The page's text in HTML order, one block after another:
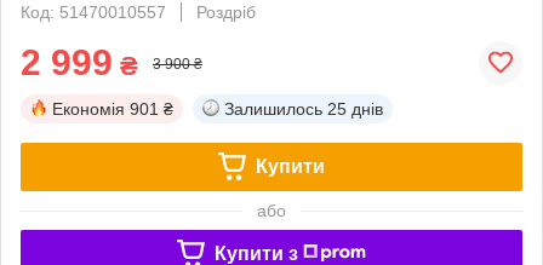
Код: 51470010557
Роздріб
2 999 ₴ 3 900 ₴
Економія 901 ₴ Залишилось 25 днів
Купити
або
Купити з